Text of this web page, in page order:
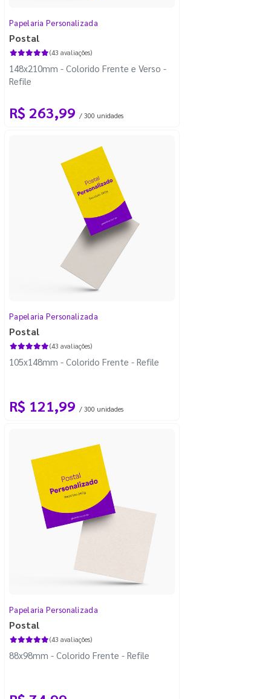
Papelaria Personalizada
Postal
(43 avaliações)
148x210mm - Colorido Frente e Verso -
Refile
R$ 263,99 / 300 unidades
Papelaria Personalizada
Postal
(43 avaliações)
105x148mm - Colorido Frente - Refile
R$ 121,99 / 300 unidades
Papelaria Personalizada
Postal
(43 avaliações)
88x98mm - Colorido Frente - Refile